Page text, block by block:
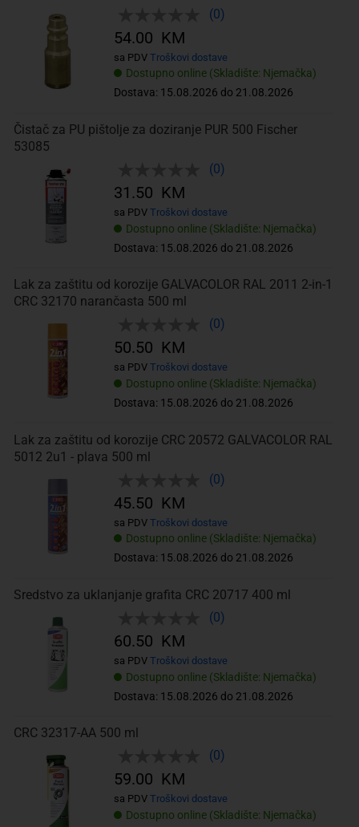
(0)
Dostupno online (Skladište: Njemačka)
Dostava: 15.08.2026 do 21.08.2026
54.00 KM
sa PDV Troškovi dostave
Čistač za PU pištolje za doziranje PUR 500 Fischer
53085
(0)
Dostupno online (Skladište: Njemačka)
Dostava: 15.08.2026 do 21.08.2026
31.50 KM
sa PDV Troškovi dostave
Lak za zaštitu od korozije GALVACOLOR RAL 2011 2-in-1
CRC 32170 narančasta 500 ml
(0)
Dostupno online (Skladište: Njemačka)
Dostava: 15.08.2026 do 21.08.2026
50.50 KM
sa PDV Troškovi dostave
Lak za zaštitu od korozije CRC 20572 GALVACOLOR RAL
5012 2u1 - plava 500 ml
(0)
Dostupno online (Skladište: Njemačka)
Dostava: 15.08.2026 do 21.08.2026
45.50 KM
sa PDV Troškovi dostave
Sredstvo za uklanjanje grafita CRC 20717 400 ml
(0)
Dostupno online (Skladište: Njemačka)
Dostava: 15.08.2026 do 21.08.2026
60.50 KM
sa PDV Troškovi dostave
CRC 32317-AA 500 ml
(0)
Dostupno online (Skladište: Njemačka)
59.00 KM
sa PDV Troškovi dostave